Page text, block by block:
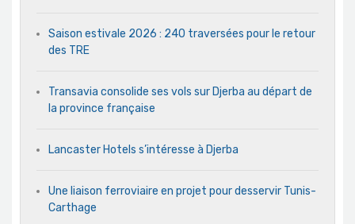
Saison estivale 2026 : 240 traversées pour le retour
des TRE
Transavia consolide ses vols sur Djerba au départ de
la province française
Lancaster Hotels s’intéresse à Djerba
Une liaison ferroviaire en projet pour desservir Tunis-
Carthage